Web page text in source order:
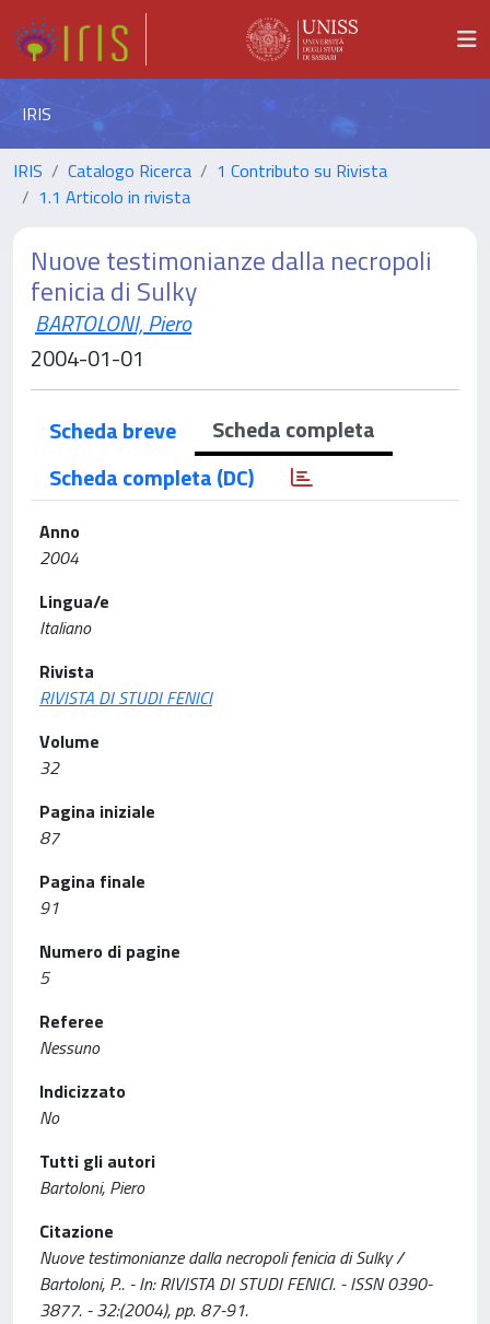
IRIS
IRIS Catalogo Ricerca
1 Contributo su Rivista
1.1 Articolo in rivista
Nuove testimonianze dalla necropoli
fenicia di Sulky
BARTOLONI, Piero
2004-01-01
Scheda breve
Scheda completa
Scheda completa (DC)
Anno
2004
Lingua/e
Italiano
Rivista
RIVISTA DI STUDI FENICI
Volume
32
Pagina iniziale
87
Pagina finale
91
Numero di pagine
5
Referee
Nessuno
Indicizzato
No
Tutti gli autori
Bartoloni, Piero
Citazione
Nuove testimonianze dalla necropoli fenicia di Sulky /
Bartoloni, P.. - In: RIVISTA DI STUDI FENICI. - ISSN 0390-
3877. - 32:(2004), pp. 87-91.